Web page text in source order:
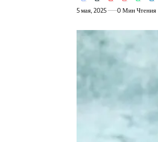
5 мая, 2025 0 Мин Чтения